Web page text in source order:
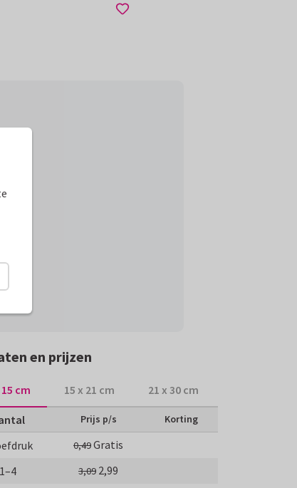
en prijzen
cm 15 x 21 cm 21 x 30 cm
Prijs p/s Korting
0,49Gratis
1–4
3,09 2,99